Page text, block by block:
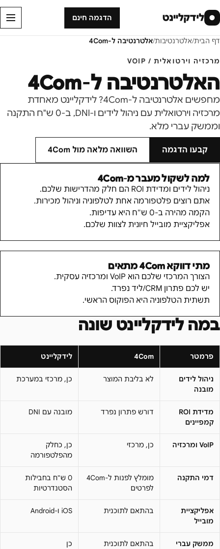
● לידקליינט הדגמה חינם
דף הבית/אלטרנטיבות/אלטרנטיבה ל-4Com
מרכזיה וירטואלית / VOIP
האלטרנטיבה ל-4Com
מחפשים אלטרנטיבה ל-4Com? לידקליינט מאחדת
מרכזיה וירטואלית עם ניהול לידים ו-DNI, ב-0 ש"ח התקנה
וממשק עברי מלא.
קבעו הדגמה השוואה מלאה מול 4Com
למה לשקול מעבר מ-4Com
ניהול לידים ומדידת ROI הם חלק מהדרישות שלכם.
אתם רוצים פלטפורמה אחת לטלפוניה וניהול מכירות.
הקמה מהירה ב-0 ש"ח היא עדיפות.
אפליקציית מובייל חיונית לצוות שלכם.
מתי דווקא4Comמתאים
הצורך המרכזי שלכם הוא VoIP ומרכזיה עסקית.
יש לכם פתרון CRM/ליד נפרד.
תשתית הטלפוניה היא הפוקוס הראשי.
במה לידקליינט שונה
פרמטר 4Com לידקליינט
ניהול לידים
מובנה
לא בליבת המוצר כן, מרכזי במערכת
מדידת ROI
קמפיינים
דורש פתרון נפרד מובנה עם DNI
VoIP ומרכזיה כן, מרכזי
כן, כחלק
מהפלטפורמה
דמי התקנה
מומלץ לפנות ל-4Com
לפרטים
0 ש"ח בחבילות
הסטנדרטיות
אפליקציית
מובייל
בהתאם לתוכנית iOS ו-Android
ממשק עברי
בהתאם לתוכנית כן